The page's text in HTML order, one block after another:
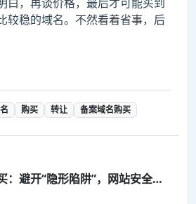
较稳的域名。不然看着省事，后
购买 转让 备案域名购买
开“隐形陷阱”，网站安全才是第一位